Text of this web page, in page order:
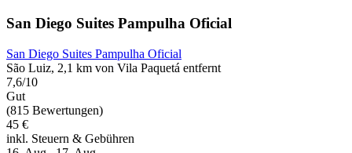
San Diego Suites Pampulha Oficial
San Diego Suites Pampulha Oficial
São Luiz, 2,1 km von Vila Paquetá entfernt
7,6/10
Gut
(815 Bewertungen)
45 €
inkl. Steuern & Gebühren